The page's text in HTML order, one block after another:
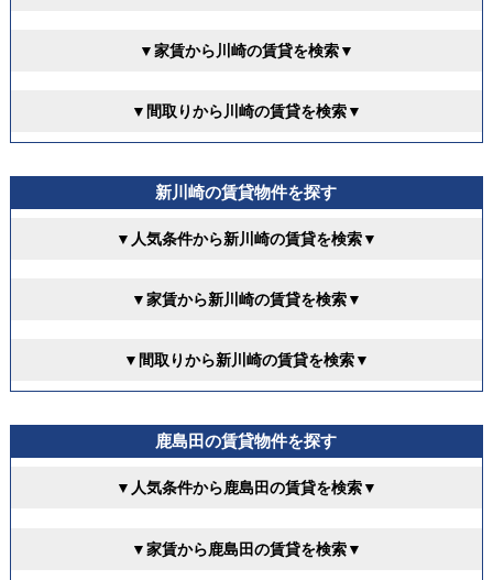
▼家賃から川崎の賃貸を検索▼
▼間取りから川崎の賃貸を検索▼
新川崎の賃貸物件を探す
▼人気条件から新川崎の賃貸を検索▼
▼家賃から新川崎の賃貸を検索▼
▼間取りから新川崎の賃貸を検索▼
鹿島田の賃貸物件を探す
▼人気条件から鹿島田の賃貸を検索▼
▼家賃から鹿島田の賃貸を検索▼